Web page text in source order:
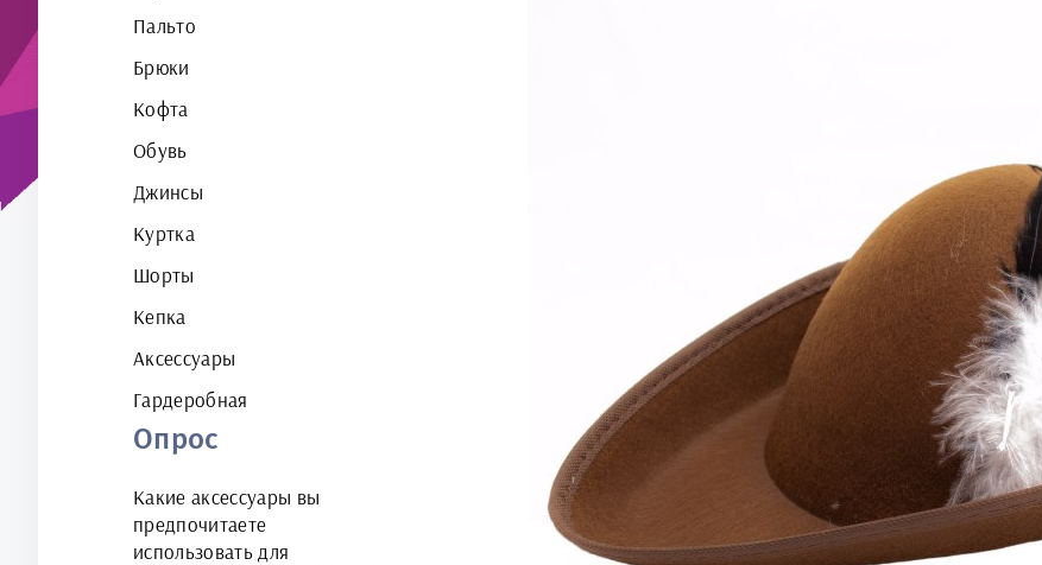
Пальто
Брюки
Кофта
Обувь
Джинсы
Куртка
Шорты
Кепка
Аксессуары
Гардеробная
Опрос
Какие аксессуары вы
предпочитаете
использовать для